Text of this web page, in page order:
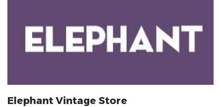
Elephant Vintage Store